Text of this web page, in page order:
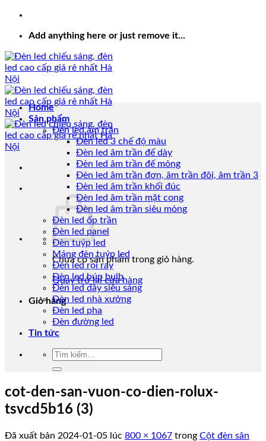
Add anything here or just remove it...
Chưa có sản phẩm trong giỏ hàng.
Quay trở lại cửa hàng
Giỏ hàng
Home
Sản phẩm
Đèn led âm trần
Đèn led 3 chế độ màu
Đèn led âm trần đế dày
Đèn led âm trần đế mỏng
Đèn led âm trần đơn, âm trần đôi, âm trần 3
Đèn led âm trần khối đúc
Đèn led âm trần mặt cong
Đèn led âm trần siêu mỏng
Đèn led ốp trần
Đèn led panel
Đèn tuýp led
Máng đèn tuýp led
Đèn led rọi ray
Đèn led búp bulb
Đèn led dây siêu sáng
Đèn led nhà xưởng
Đèn led pha
Đèn đường led
Tin tức
Tìm
cot-den-san-vuon-co-dien-rolux-
tsvcd5b16 (3)
Đã xuất bản 2024-01-05 lúc 800 × 1067 trong Cột đèn sân